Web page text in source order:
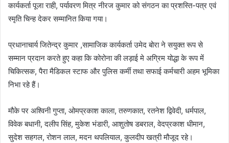
कार्यकर्ता पूजा राही, पर्यावरण मित्र नीरज कुमार को संगठन का प्रशस्ति-पत्र एवं
स्मृति चिन्ह देकर सम्मानित किया गया।
प्रधानाचार्य जितेन्द्र कुमार ,सामाजिक कार्यकर्ता उमेद बोरा ने सयुक्त रूप से
सम्मान प्रदान करते हुए कहा कि कोरोना की लड़ाई मे अग्रिम योद्धा के रूप में
चिकित्सक, पैरा मैडिकल स्टाफ और पुलिस कर्मी तथा सफाई कर्मचारी अहम भूमिका
निभा रहे हैं।
मौके पर अश्विनी गुप्ता, ओमप्रकाश काला, तरुणकात, रतनेश द्विवेदी, धर्मपाल,
विवेक बधानी, दलीप सिंह, मुकेश भंडारी, आशुतोष डबराल, वेदप्रकाश धीमान,
सुदेश सहगल, रोशन लाल, मदन थपलियाल, कुलदीप खत्री मौजूद रहे।